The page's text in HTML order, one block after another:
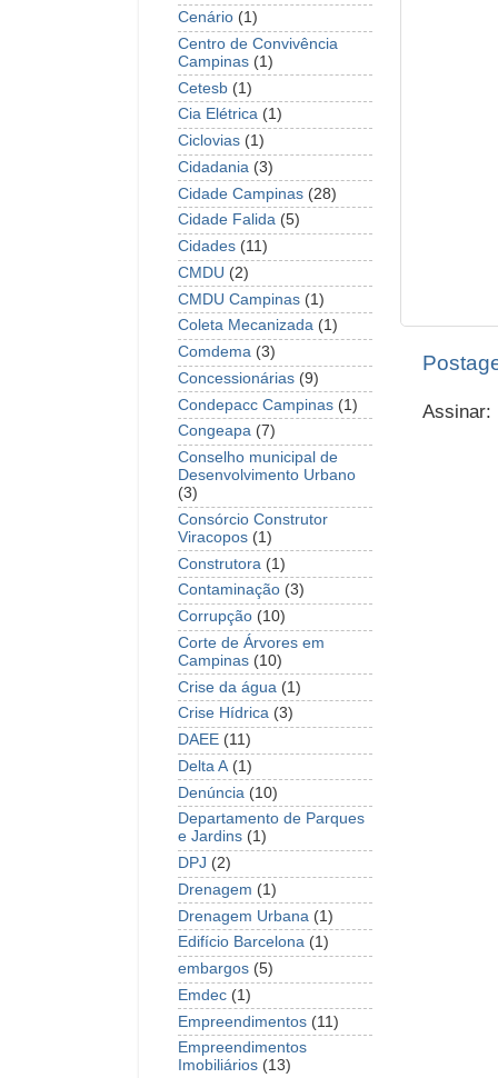
Assinar:
Cenário (1)
Centro de Convivência
Campinas (1)
Cetesb (1)
Cia Elétrica (1)
Ciclovias (1)
Cidadania (3)
Cidade Campinas (28)
Cidade Falida (5)
Cidades (11)
CMDU (2)
CMDU Campinas (1)
Coleta Mecanizada (1)
Comdema (3)
Concessionárias (9)
Condepacc Campinas (1)
Congeapa (7)
Conselho municipal de
Desenvolvimento Urbano
(3)
Consórcio Construtor
Viracopos (1)
Construtora (1)
Contaminação (3)
Corrupção (10)
Corte de Árvores em
Campinas (10)
Crise da água (1)
Crise Hídrica (3)
DAEE (11)
Delta A (1)
Denúncia (10)
Departamento de Parques
e Jardins (1)
DPJ (2)
Drenagem (1)
Drenagem Urbana (1)
Edifício Barcelona (1)
embargos (5)
Emdec (1)
Empreendimentos (11)
Empreendimentos
Imobiliários (13)